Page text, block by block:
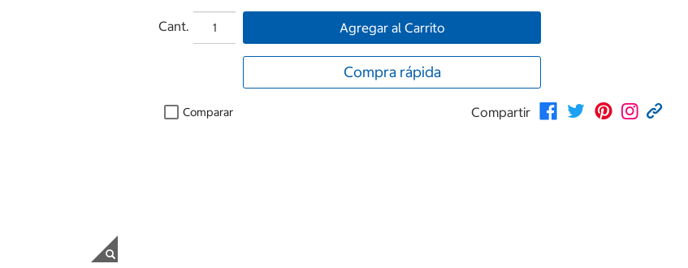
Cant. Agregar al Carrito
Compra rápida
Comparar Compartir